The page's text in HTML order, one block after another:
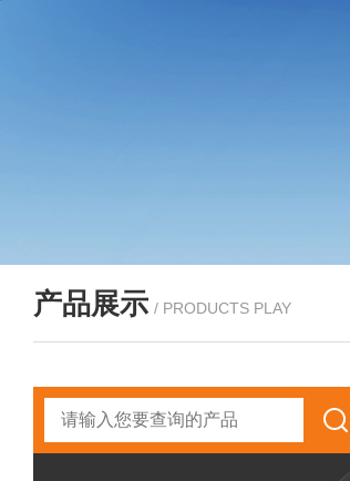
产品展示 / PRODUCTS PLAY